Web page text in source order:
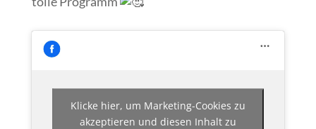
Klicke hier, um Marketing-Cookies zu
akzeptieren und diesen Inhalt zu